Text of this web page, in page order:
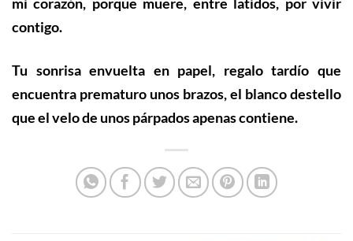
mi corazón, porque muere, entre latidos, por vivir
contigo.
Tu sonrisa envuelta en papel, regalo tardío que
encuentra prematuro unos brazos, el blanco destello
que el velo de unos párpados apenas contiene.